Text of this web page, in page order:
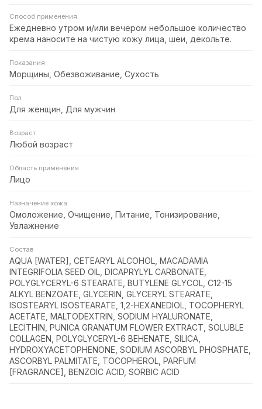
Способ применения
Ежедневно утром и/или вечером небольшое количество
крема наносите на чистую кожу лица, шеи, декольте.
Показания
Морщины, Обезвоживание, Сухость
Пол
Для женщин, Для мужчин
Возраст
Любой возраст
Область применения
Лицо
Назначение кожа
Омоложение, Очищение, Питание, Тонизирование,
Увлажнение
Состав
AQUA [WATER], CETEARYL ALCOHOL, MACADAMIA
INTEGRIFOLIA SEED OIL, DICAPRYLYL CARBONATE,
POLYGLYCERYL-6 STEARATE, BUTYLENE GLYCOL, C12-15
ALKYL BENZOATE, GLYCERIN, GLYCERYL STEARATE,
ISOSTEARYL ISOSTEARATE, 1,2-HEXANEDIOL, TOCOPHERYL
ACETATE, MALTODEXTRIN, SODIUM HYALURONATE,
LECITHIN, PUNICA GRANATUM FLOWER EXTRACT, SOLUBLE
COLLAGEN, POLYGLYCERYL-6 BEHENATE, SILICA,
HYDROXYACETOPHENONE, SODIUM ASCORBYL PHOSPHATE,
ASCORBYL PALMITATE, TOCOPHEROL, PARFUM
[FRAGRANCE], BENZOIC ACID, SORBIC ACID